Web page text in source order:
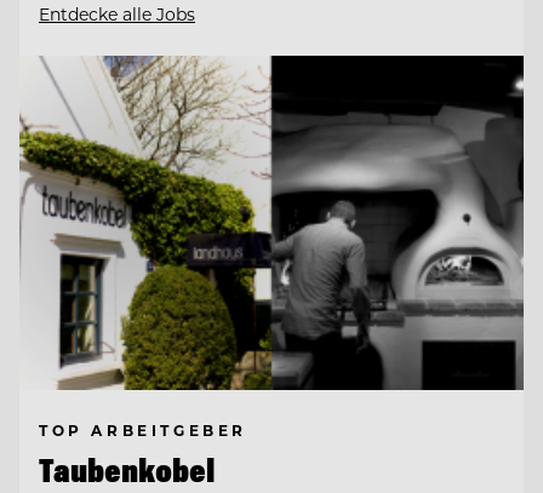
Entdecke alle Jobs
TOP ARBEITGEBER
Taubenkobel